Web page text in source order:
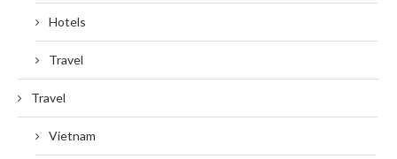
Hotels
Travel
Travel
Vietnam